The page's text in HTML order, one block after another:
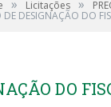
» Licitações »
DE DESIGNAÇÃO DO
DO